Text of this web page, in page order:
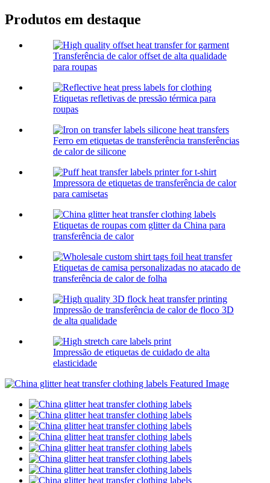
Produtos em destaque
Transferência de calor offset de alta qualidade
para roupas
Etiquetas refletivas de pressão térmica para
roupas
Ferro em etiquetas de transferência transferências
de calor de silicone
Impressora de etiquetas de transferência de calor
para camisetas
Etiquetas de roupas com glitter da China para
transferência de calor
Etiquetas de camisa personalizadas no atacado de
transferência de calor de folha
Impressão de transferência de calor de floco 3D
de alta qualidade
Impressão de etiquetas de cuidado de alta
elasticidade